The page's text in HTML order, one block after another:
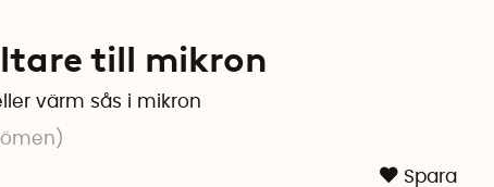
till mikron
värm sås i mikron
)
Spara